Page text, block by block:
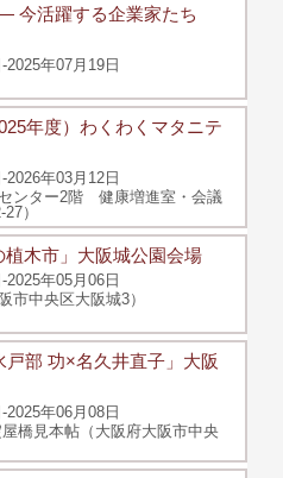
今活躍する企業家たち
2025年07月19日
年度）わくわくマタニテ
2026年03月12日
ンター2階 健康増進室・会議
）
植木市」大阪城公園会場
2025年05月06日
市中央区大阪城3）
部 功×名久井直子」大阪
2025年06月08日
橋見本帖（大阪府大阪市中央